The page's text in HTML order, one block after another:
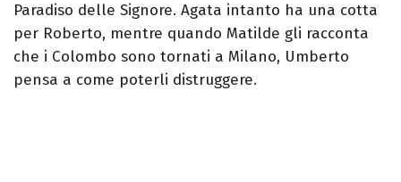
Paradiso delle Signore. Agata intanto ha una cotta
per Roberto, mentre quando Matilde gli racconta
che i Colombo sono tornati a Milano, Umberto
pensa a come poterli distruggere.